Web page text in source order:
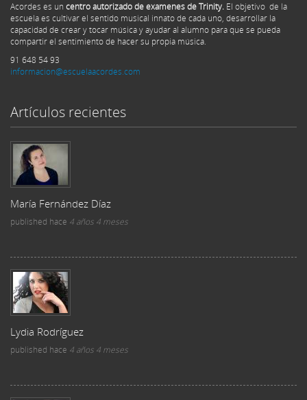
Acordes es un centro autorizado de examenes de Trinity. El objetivo de la
escuela es cultivar el sentido musical innato de cada uno, desarrollar la
capacidad de crear y tocar música y ayudar al alumno para que se pueda
compartir el sentimiento de hacer su propia música.
91 648 54 93
informacion@escuelaacordes.com
Artículos recientes
María Fernández Díaz
published hace 4 años 4 meses
Lydia Rodríguez
published hace 4 años 4 meses